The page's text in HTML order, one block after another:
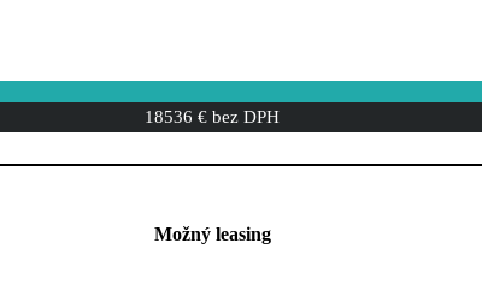
18536 € bez DPH
Možný leasing